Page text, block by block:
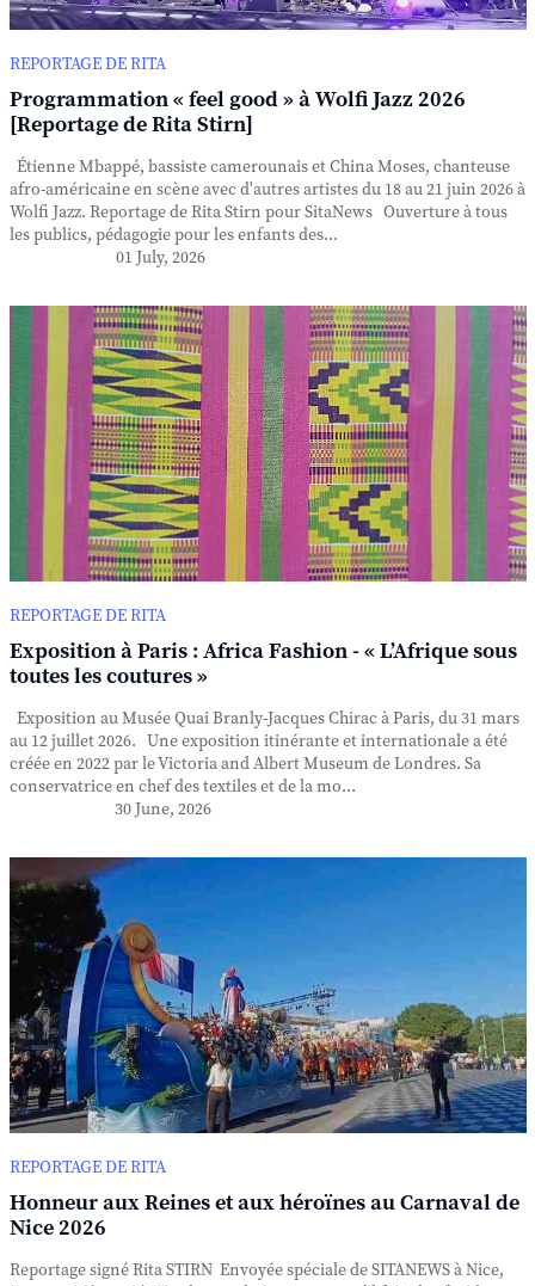
REPORTAGE DE RITA
Programmation « feel good » à Wolfi Jazz 2026
[Reportage de Rita Stirn]
Étienne Mbappé, bassiste camerounais et China Moses, chanteuse
afro-américaine en scène avec d'autres artistes du 18 au 21 juin 2026 à
Wolfi Jazz. Reportage de Rita Stirn pour SitaNews Ouverture à tous
les publics, pédagogie pour les enfants des...
01 July, 2026
REPORTAGE DE RITA
Exposition à Paris : Africa Fashion - « L’Afrique sous
toutes les coutures »
Exposition au Musée Quai Branly-Jacques Chirac à Paris, du 31 mars
au 12 juillet 2026. Une exposition itinérante et internationale a été
créée en 2022 par le Victoria and Albert Museum de Londres. Sa
conservatrice en chef des textiles et de la mo...
30 June, 2026
REPORTAGE DE RITA
Honneur aux Reines et aux héroïnes au Carnaval de
Nice 2026
Reportage signé Rita STIRN Envoyée spéciale de SITANEWS à Nice,